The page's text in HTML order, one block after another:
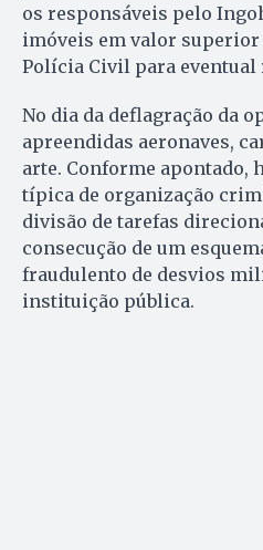
os responsáveis pelo
imóveis em valor superior
Polícia Civil para eventual
No dia da deflagração da
apreendidas aeronaves,
arte. Conforme apontado,
típica de organização
divisão de tarefas
consecução de um
fraudulento de desvios
instituição pública.